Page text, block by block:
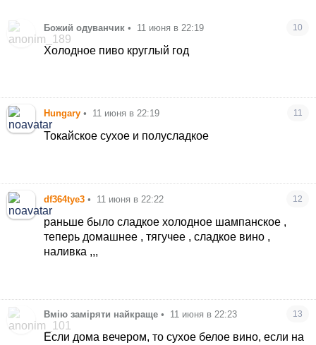
Божий одуванчик • 11 июня в 22:19 10
Холодное пиво круглый год
Hungary • 11 июня в 22:19 11
Токайское сухое и полусладкое
df364tye3 • 11 июня в 22:22 12
раньше было сладкое холодное шампанское ,
теперь домашнее , тягучее , сладкое вино ,
наливка ,,,
Вмію заміряти найкраще • 11 июня в 22:23 13
Если дома вечером, то сухое белое вино, если на